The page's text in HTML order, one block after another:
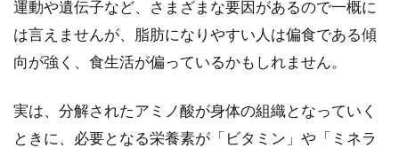
のですね...
ーオフなクッキーレシピ
運動や遺伝子など、さまざまな要因があるので一概に
は言えませんが、脂肪になりやすい人は偏食である傾
向が強く、食生活が偏っているかもしれません。
実は、分解されたアミノ酸が身体の組織となっていく
ときに、必要となる栄養素が「ビタミン」や「ミネラ